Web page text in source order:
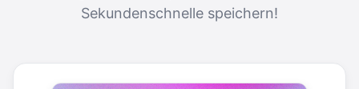
Sekundenschnelle speichern!